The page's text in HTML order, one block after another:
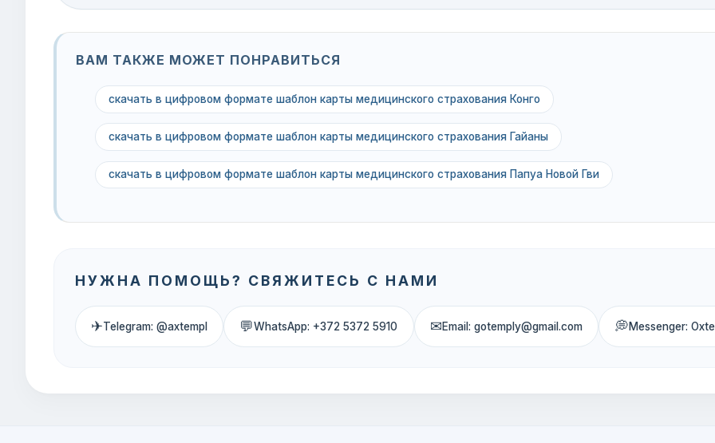
ВАМ ТАКЖЕ МОЖЕТ ПОНРАВИТЬСЯ
скачать в цифровом формате шаблон карты медицинского страхования Конго
скачать в цифровом формате шаблон карты медицинского страхования Гайаны
скачать в цифровом формате шаблон карты медицинского страхования Папуа Новой Гви
НУЖНА ПОМОЩЬ? СВЯЖИТЕСЬ С НАМИ
✈Telegram: @axtempl 💬WhatsApp: +372 5372 5910 ✉Email: gotemply@gmail.com 💭Messenger: